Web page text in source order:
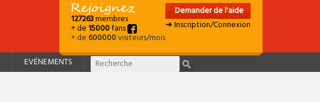
127263membres
+ de15000fans
+ de600000visiteurs/mois
Demander de l'aide
➜ Inscription/Connexion
EVÉNEMENTS